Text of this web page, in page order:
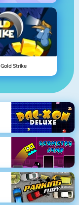
Gold Strike